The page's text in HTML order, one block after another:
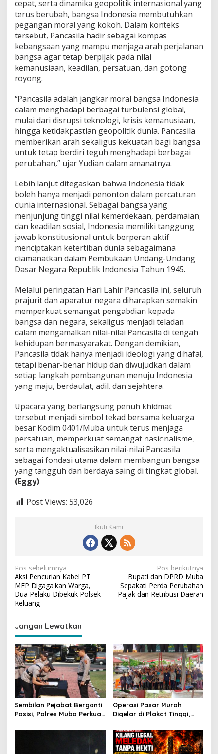
cepat, serta dinamika geopolitik internasional yang
terus berubah, bangsa Indonesia membutuhkan
pegangan moral yang kokoh. Dalam konteks
tersebut, Pancasila hadir sebagai kompas
kebangsaan yang mampu menjaga arah perjalanan
bangsa agar tetap berpijak pada nilai
kemanusiaan, keadilan, persatuan, dan gotong
royong.
“Pancasila adalah jangkar moral bangsa Indonesia
dalam menghadapi berbagai turbulensi global,
mulai dari disrupsi teknologi, krisis kemanusiaan,
hingga ketidakpastian geopolitik dunia. Pancasila
memberikan arah sekaligus kekuatan bagi bangsa
untuk tetap berdiri teguh menghadapi berbagai
perubahan,” ujar Yudian dalam amanatnya.
Lebih lanjut ditegaskan bahwa Indonesia tidak
boleh hanya menjadi penonton dalam percaturan
dunia internasional. Sebagai bangsa yang
menjunjung tinggi nilai kemerdekaan, perdamaian,
dan keadilan sosial, Indonesia memiliki tanggung
jawab konstitusional untuk berperan aktif
menciptakan ketertiban dunia sebagaimana
diamanatkan dalam Pembukaan Undang-Undang
Dasar Negara Republik Indonesia Tahun 1945.
Melalui peringatan Hari Lahir Pancasila ini, seluruh
prajurit dan aparatur negara diharapkan semakin
memperkuat semangat pengabdian kepada
bangsa dan negara, sekaligus menjadi teladan
dalam mengamalkan nilai-nilai Pancasila di tengah
kehidupan bermasyarakat. Dengan demikian,
Pancasila tidak hanya menjadi ideologi yang dihafal,
tetapi benar-benar hidup dan diwujudkan dalam
setiap langkah pembangunan menuju Indonesia
yang maju, berdaulat, adil, dan sejahtera.
Upacara yang berlangsung penuh khidmat
tersebut menjadi simbol tekad bersama keluarga
besar Kodim 0401/Muba untuk terus menjaga
persatuan, memperkuat semangat nasionalisme,
serta mengaktualisasikan nilai-nilai Pancasila
sebagai fondasi utama dalam membangun bangsa
yang tangguh dan berdaya saing di tingkat global.
(Eggy)
Post Views: 53,026
Ikuti Kami
N
a
v
i
g
a
s
i
p
o
s
Pos sebelumnya
Aksi Pencurian Kabel PT
MEP Digagalkan Warga,
Dua Pelaku Dibekuk Polsek
Keluang
Pos berikutnya
Bupati dan DPRD Muba
Sepakati Perda Perubahan
Pajak dan Retribusi Daerah
Jangan Lewatkan
Sembilan Pejabat Berganti
Posisi, Polres Muba Perkuat
Presisi
Operasi Pasar Murah
Digelar di Plakat Tinggi,
Subsidi untuk Ringankan
Beban Warga